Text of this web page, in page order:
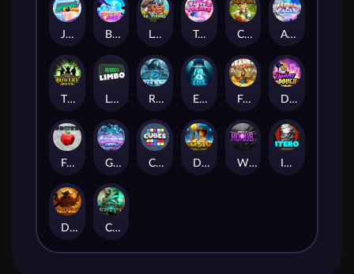
Joker Bombs BOUNCY BOMBS Le Viking Tasty Treats Cash Quest Alpha Eagle
The Bowery Boys Limbo Rise of Ymir Evil Eyes Frank's Farm DONNY DOUGH
Frutz Gronk's Gems Cubes Dawn of Kings Wings of Horus ITERO
Duel at Dawn Cursed Crypt